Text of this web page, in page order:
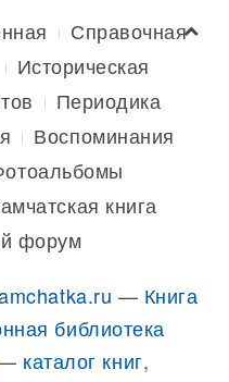
Справочная
Историческая
Периодика
Воспоминания
книга
форум
— Книга
библиотека
каталог книг,